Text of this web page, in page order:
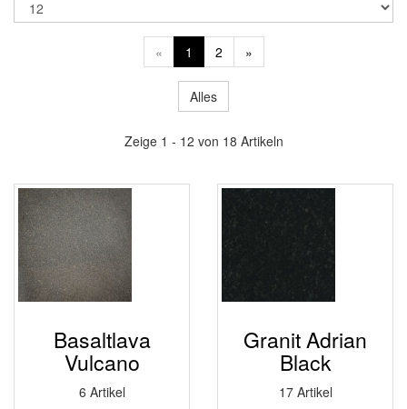
« 1 2 »
Alles
Zeige 1 - 12 von 18 Artikeln
Basaltlava
Vulcano
6 Artikel
Granit Adrian
Black
17 Artikel